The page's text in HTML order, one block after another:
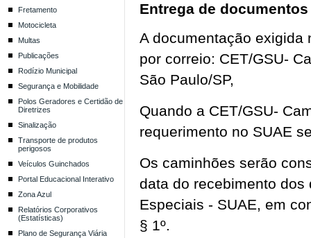
Fretamento
Motocicleta
Multas
Publicações
Rodízio Municipal
Segurança e Mobilidade
Polos Geradores e Certidão de
Diretrizes
Sinalização
Transporte de produtos
perigosos
Veículos Guinchados
Portal Educacional Interativo
Zona Azul
Relatórios Corporativos
(Estatísticas)
Plano de Segurança Viária
Entrega de documentos
A documentação exigida
por correio: CET/GSU-
São Paulo/SP,
Quando a CET/GSU-
requerimento no SUAE
Os caminhões serão
data do recebimento dos
Especiais - SUAE, em
§ 1º.